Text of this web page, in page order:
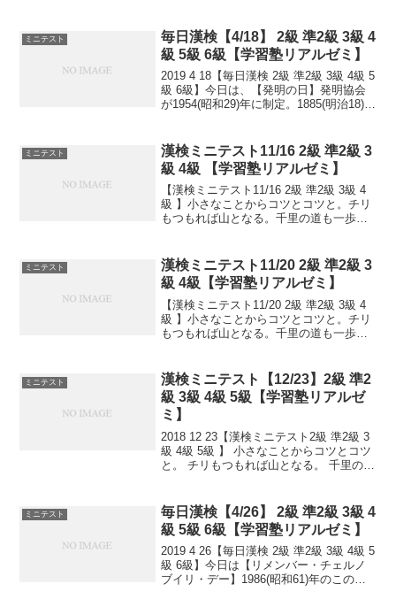
里の道も一歩から。日々是精進、継続は
力なり！...
ミニテスト
毎日漢検【4/18】 2級 準2級 3級 4
級 5級 6級【学習塾リアルゼミ】
2019 4 18【毎日漢検 2級 準2級 3級 4級 5
級 6級】今日は、【発明の日】発明協会
が1954(昭和29)年に制定。1885(明治18)年
【世界アマチュア無線...
ミニテスト
漢検ミニテスト11/16 2級 準2級 3
級 4級 【学習塾リアルゼミ】
【漢検ミニテスト11/16 2級 準2級 3級 4
級 】小さなことからコツとコツと。チリ
もつもれば山となる。千里の道も一歩か
ミニテスト
漢検ミニテスト11/20 2級 準2級 3
級 4級【学習塾リアルゼミ】
【漢検ミニテスト11/20 2級 準2級 3級 4
級 】小さなことからコツとコツと。チリ
もつもれば山となる。千里の道も一歩か
ミニテスト
漢検ミニテスト【12/23】2級 準2
級 3級 4級 5級【学習塾リアルゼ
ミ】
2018 12 23【漢検ミニテスト2級 準2級 3
級 4級 5級 】 小さなことからコツとコツ
と。 チリもつもれば山となる。 千里の道
は皆さんだいたいできますが、...
ミニテスト
毎日漢検【4/26】 2級 準2級 3級 4
級 5級 6級【学習塾リアルゼミ】
2019 4 26【毎日漢検 2級 準2級 3級 4級 5
級 6級】今日は【リメンバー・チェルノ
ブイリ・デー】1986(昭和61)年のこの